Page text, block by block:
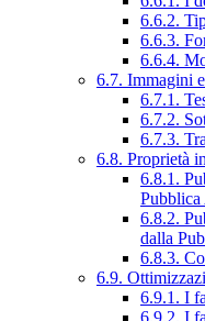
6.6.2.
6.6.3.
6.6.4.
6.7. Immagini
6.7.1.
6.7.2.
6.7.3.
6.8. Proprietà
6.8.1.
6.8.2.
dalla
6.8.3.
6.9.
6.9.1. I
6.9.2. I